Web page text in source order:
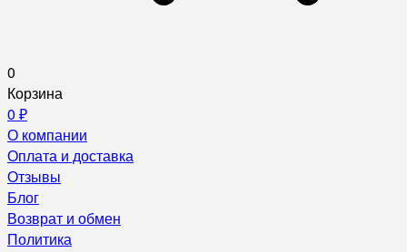
0
Корзина
0 ₽
О компании
Оплата и доставка
Отзывы
Блог
Возврат и обмен
Политика